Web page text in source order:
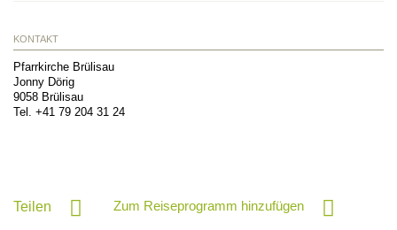
KONTAKT
Pfarrkirche Brülisau
Jonny Dörig
9058 Brülisau
Tel. +41 79 204 31 24
Teilen Zum Reiseprogramm hinzufügen